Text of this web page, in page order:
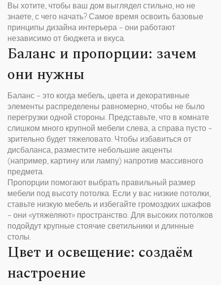
Вы хотите, чтобы ваш дом выглядел стильно, но не
знаете, с чего начать? Самое время освоить базовые
принципы дизайна интерьера – они работают
независимо от бюджета и вкуса.
Баланс и пропорции: зачем
они нужны
Баланс – это когда мебель, цвета и декоративные
элементы распределены равномерно, чтобы не было
перегрузки одной стороны. Представьте, что в комнате
слишком много крупной мебели слева, а справа пусто –
зрительно будет тяжеловато. Чтобы избавиться от
дисбаланса, разместите небольшие акценты
(например, картину или лампу) напротив массивного
предмета.
Пропорции помогают выбрать правильный размер
мебели под высоту потолка. Если у вас низкие потолки,
ставьте низкую мебель и избегайте громоздких шкафов
– они «утяжеляют» пространство. Для высоких потолков
подойдут крупные стоячие светильники и длинные
столы.
Цвет и освещение: создаём
настроение